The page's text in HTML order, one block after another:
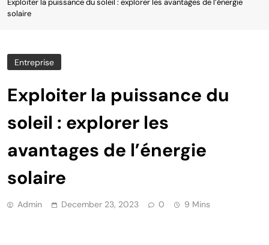
Exploiter la puissance du soleil : explorer les avantages de l’énergie
solaire
Entreprise
Exploiter la puissance du
soleil : explorer les
avantages de l’énergie
solaire
Admin December 23, 2023 0 9 Mins